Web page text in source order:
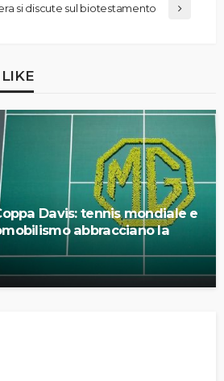
si discute sul biotestamento
Davis: tennis mondiale e
abbracciano la